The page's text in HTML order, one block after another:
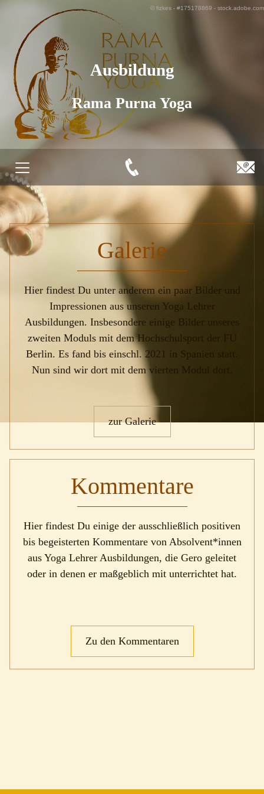
© fizkes - #175178869 - stock.adobe.com
Ausbildung
Rama Purna Yoga
KONZEPT
AUSBILDUNGEN
200H YOGA AUSBILDUNG
500H/500H+ YOGA AUSBILDUNG
WEITERBILDUNGEN YOGA
AUSBILDUNG CELL RELEASE COACHING
PUBLIKATIONEN
ERFAHRUNGEN
200h Yoga Ausbildung
500h/500h+ Yoga Ausbildung
Weiterbildungen Yoga
Ausbildung Pranayamalehrer*in
Ausbildung Cell Release Coaching
Galerie
Kommentare
Galerie
Hier findest Du unter anderem ein paar Bilder und
Impressionen aus unseren Yoga Lehrer
Ausbildungen. Insbesondere einige Bilder unseres
zweiten Moduls mit dem Hochschulsport der FU
Berlin. Es fand bis einschl. 2021 in Spanien statt.
Nun sind wir dort mit dem vierten Modul dort.
zur Galerie
Kommentare
Hier findest Du einige der ausschließlich positiven
bis begeisterten Kommentare von Absolvent*innen
aus Yoga Lehrer Ausbildungen, die Gero geleitet
oder in denen er maßgeblich mit unterrichtet hat.
Zu den Kommentaren